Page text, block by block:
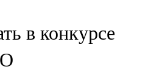
в конкурсе